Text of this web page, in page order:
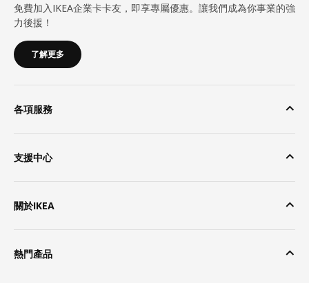
免費加入IKEA企業卡卡友，即享專屬優惠。讓我們成為你事業的強
力後援！
了解更多
各項服務
支援中心
關於IKEA
熱門產品